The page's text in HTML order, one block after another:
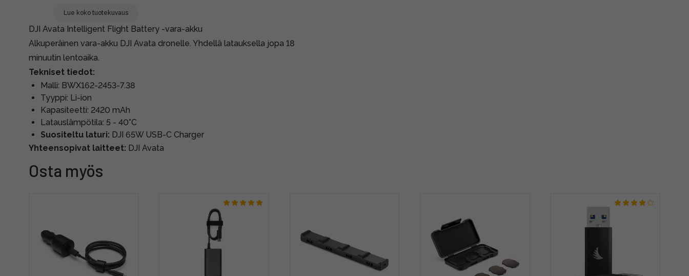
Lue koko tuotekuvaus
DJI Avata Intelligent Flight Battery -vara-akku
Alkuperäinen vara-akku DJI Avata dronelle. Yhdellä latauksella jopa 18
minuutin lentoaika.
Tekniset tiedot:
Malli: BWX162-2453-7.38
Tyyppi: Li-ion
Kapasiteetti: 2420 mAh
Latauslämpötila: 5 - 40°C
Suositeltu laturi: DJI 65W USB-C Charger
Yhteensopivat laitteet: DJI Avata
Osta myös